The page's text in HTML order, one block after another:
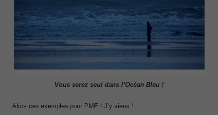
Vous serez seul dans l’Océan Bleu !
Alors ces exemples pour PME ! J’y viens !